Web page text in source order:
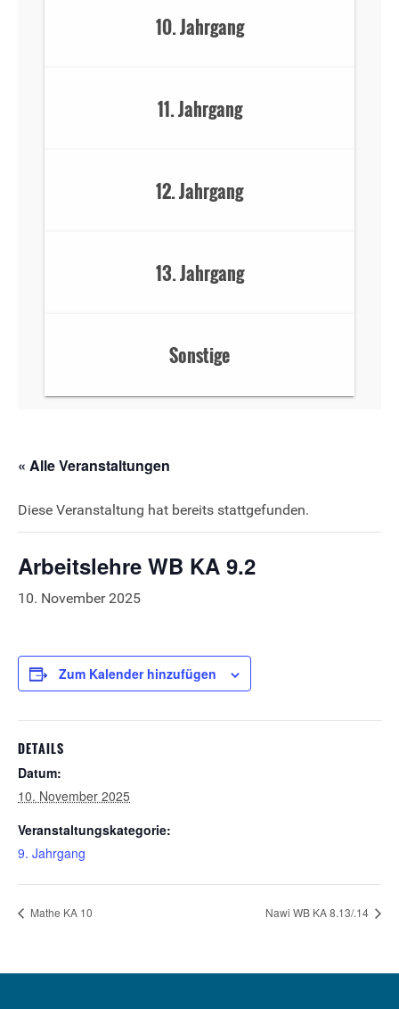
10. Jahrgang
11. Jahrgang
12. Jahrgang
13. Jahrgang
Sonstige
« Alle Veranstaltungen
Diese Veranstaltung hat bereits stattgefunden.
Arbeitslehre WB KA 9.2
10. November 2025
Zum Kalender hinzufügen
DETAILS
Datum:
10. November 2025
Veranstaltungskategorie:
9. Jahrgang
Mathe KA 10 Nawi WB KA 8.13/.14